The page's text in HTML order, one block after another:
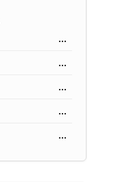
...
...
...
...
...